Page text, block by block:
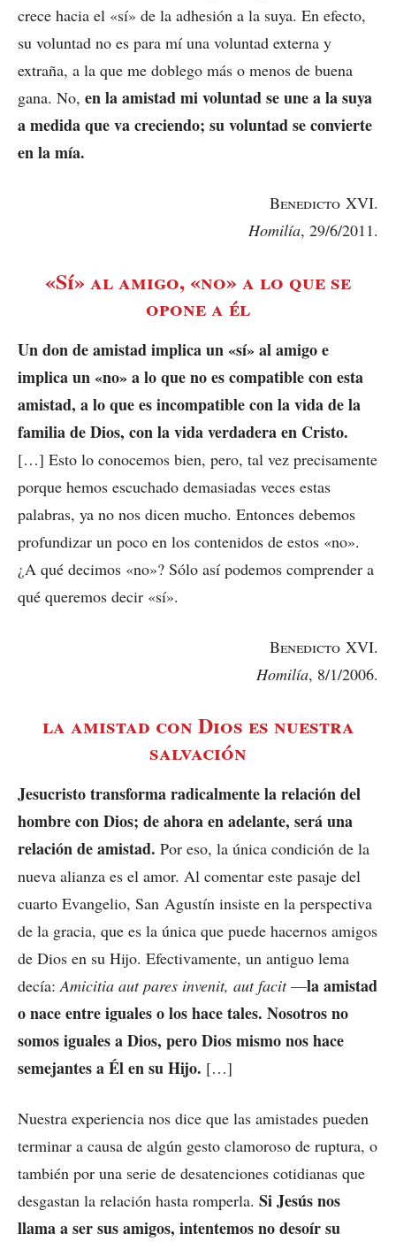
crece hacia el «sí» de la adhesión a la suya. En efecto,
su voluntad no es para mí una voluntad externa y
extraña, a la que me doblego más o menos de buena
gana. No, en la amistad mi voluntad se une a la suya
a medida que va creciendo; su voluntad se convierte
en la mía.
Benedicto XVI.
Homilía, 29/6/2011.
«Sí» al amigo, «no» a lo que se
opone a él
Un don de amistad implica un «sí» al amigo e
implica un «no» a lo que no es compatible con esta
amistad, a lo que es incompatible con la vida de la
familia de Dios, con la vida verdadera en Cristo.
[…] Esto lo conocemos bien, pero, tal vez precisamente
porque hemos escuchado demasiadas veces estas
palabras, ya no nos dicen mucho. Entonces debemos
profundizar un poco en los contenidos de estos «no».
¿A qué decimos «no»? Sólo así podemos comprender a
qué queremos decir «sí».
Benedicto XVI.
Homilía, 8/1/2006.
la amistad con Dios es nuestra
salvación
Jesucristo transforma radicalmente la relación del
hombre con Dios; de ahora en adelante, será una
relación de amistad. Por eso, la única condición de la
nueva alianza es el amor. Al comentar este pasaje del
cuarto Evangelio, San Agustín insiste en la perspectiva
de la gracia, que es la única que puede hacernos amigos
de Dios en su Hijo. Efectivamente, un antiguo lema
decía: Amicitia aut pares invenit, aut facit—la amistad
o nace entre iguales o los hace tales. Nosotros no
somos iguales a Dios, pero Dios mismo nos hace
semejantes a Él en su Hijo. […]
Nuestra experiencia nos dice que las amistades pueden
terminar a causa de algún gesto clamoroso de ruptura, o
también por una serie de desatenciones cotidianas que
desgastan la relación hasta romperla. Si Jesús nos
llama a ser sus amigos, intentemos no desoír su